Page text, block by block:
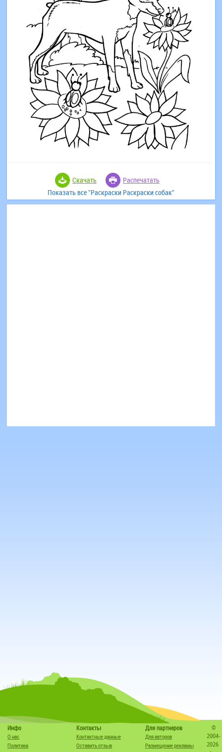
Скачать
Распечатать
Показать все "Раскраски Раскраски собак"
Инфо
О нас
Политика
Контакты
Контактные данные
Оставить отзыв
Для партнеров
Для авторов
Размещение рекламы
©
2004-
2026